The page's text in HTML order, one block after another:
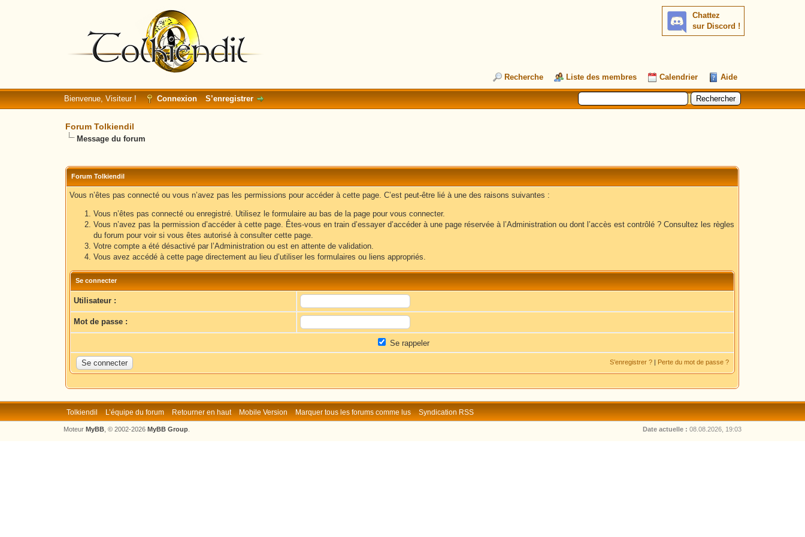
Chattez
sur Discord !
Recherche Liste des membres Calendrier Aide
Bienvenue, Visiteur ! Connexion S’enregistrer
Forum Tolkiendil
Message du forum
Forum Tolkiendil
Vous n’êtes pas connecté ou vous n’avez pas les permissions pour accéder à cette page. C’est peut-être lié à une des raisons suivantes :
Vous n’êtes pas connecté ou enregistré. Utilisez le formulaire au bas de la page pour vous connecter.
Vous n’avez pas la permission d’accéder à cette page. Êtes-vous en train d’essayer d’accéder à une page réservée à l’Administration ou dont l’accès est contrôlé ? Consultez les règles
du forum pour voir si vous êtes autorisé à consulter cette page.
Votre compte a été désactivé par l’Administration ou est en attente de validation.
Vous avez accédé à cette page directement au lieu d’utiliser les formulaires ou liens appropriés.
Se connecter
Utilisateur :
Mot de passe :
Se rappeler
S’enregistrer ? | Perte du mot de passe ?
Tolkiendil L’équipe du forum Retourner en haut Mobile Version Marquer tous les forums comme lus Syndication RSS
Date actuelle : 08.08.2026, 19:03
Moteur MyBB, © 2002-2026 MyBB Group.